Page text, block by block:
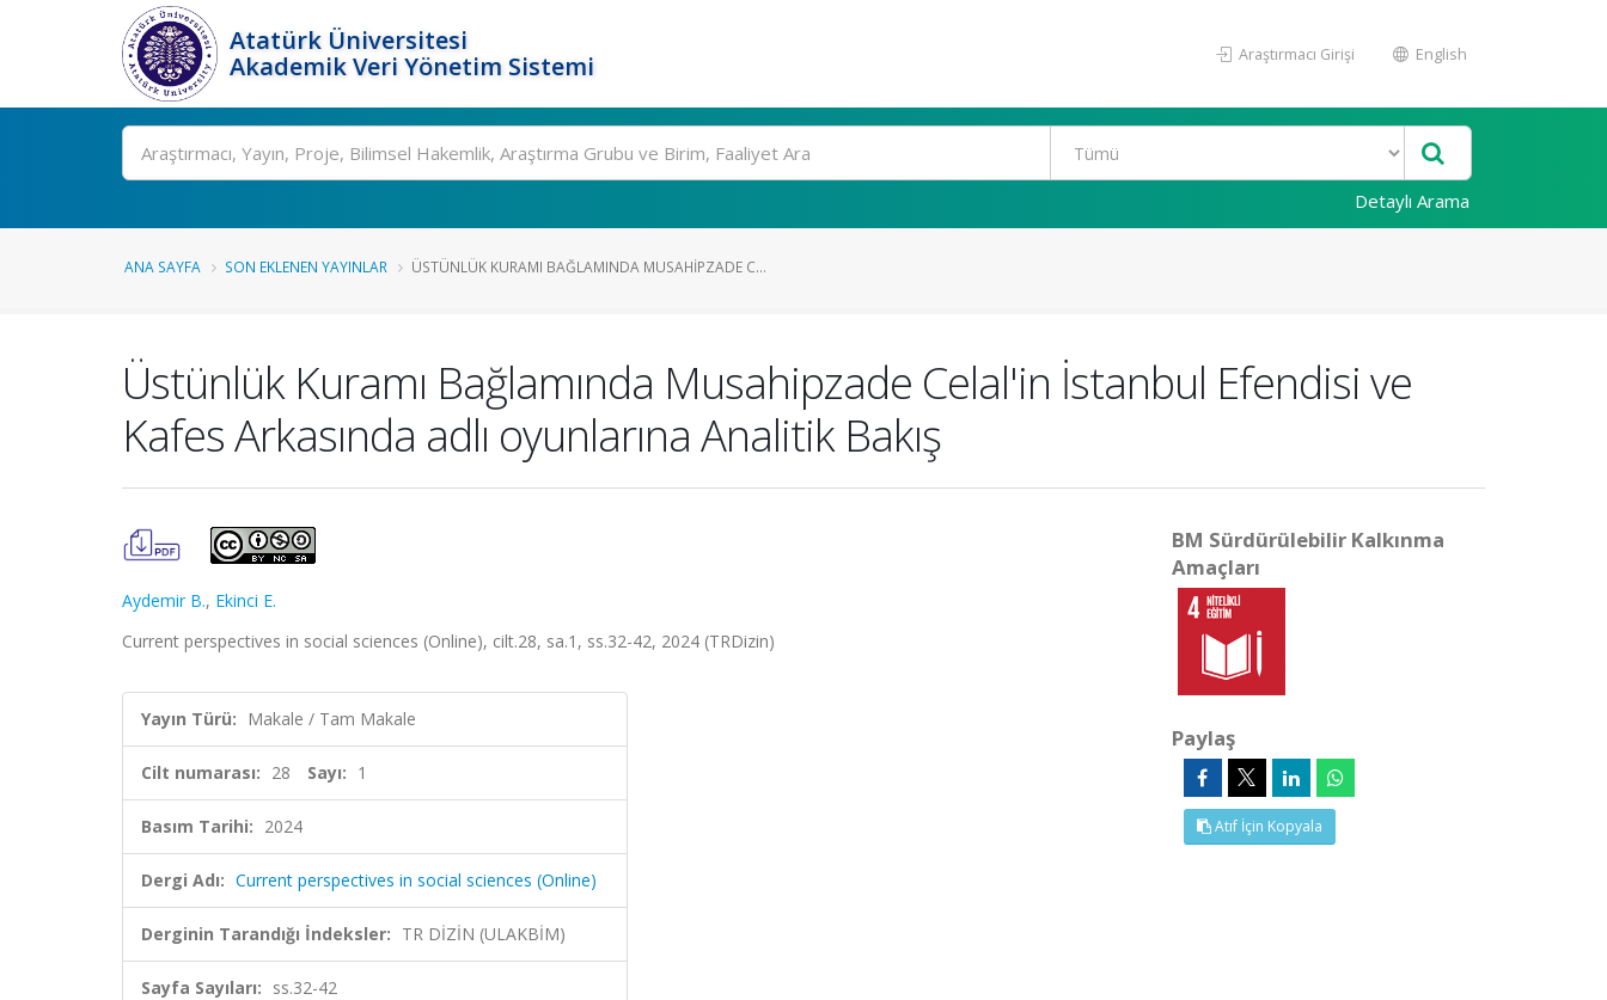
Atatürk Üniversitesi
Akademik Veri Yönetim Sistemi
Araştırmacı Girişi English
Ara
Detaylı Arama
ANA SAYFA SON EKLENEN YAYINLAR ÜSTÜNLÜK KURAMI BAĞLAMINDA MUSAHIPZADE C...
Üstünlük Kuramı Bağlamında Musahipzade Celal'in İstanbul Efendisi ve
Kafes Arkasında adlı oyunlarına Analitik Bakış
Aydemir B., Ekinci E.
Current perspectives in social sciences (Online), cilt.28, sa.1, ss.32-42, 2024 (TRDizin)
Yayın Türü: Makale / Tam Makale
Cilt numarası: 28 Sayı: 1
Basım Tarihi: 2024
Dergi Adı: Current perspectives in social sciences (Online)
Derginin Tarandığı İndeksler: TR DİZİN (ULAKBİM)
Sayfa Sayıları: ss.32-42
BM Sürdürülebilir Kalkınma
Amaçları
Paylaş
Atıf İçin Kopyala